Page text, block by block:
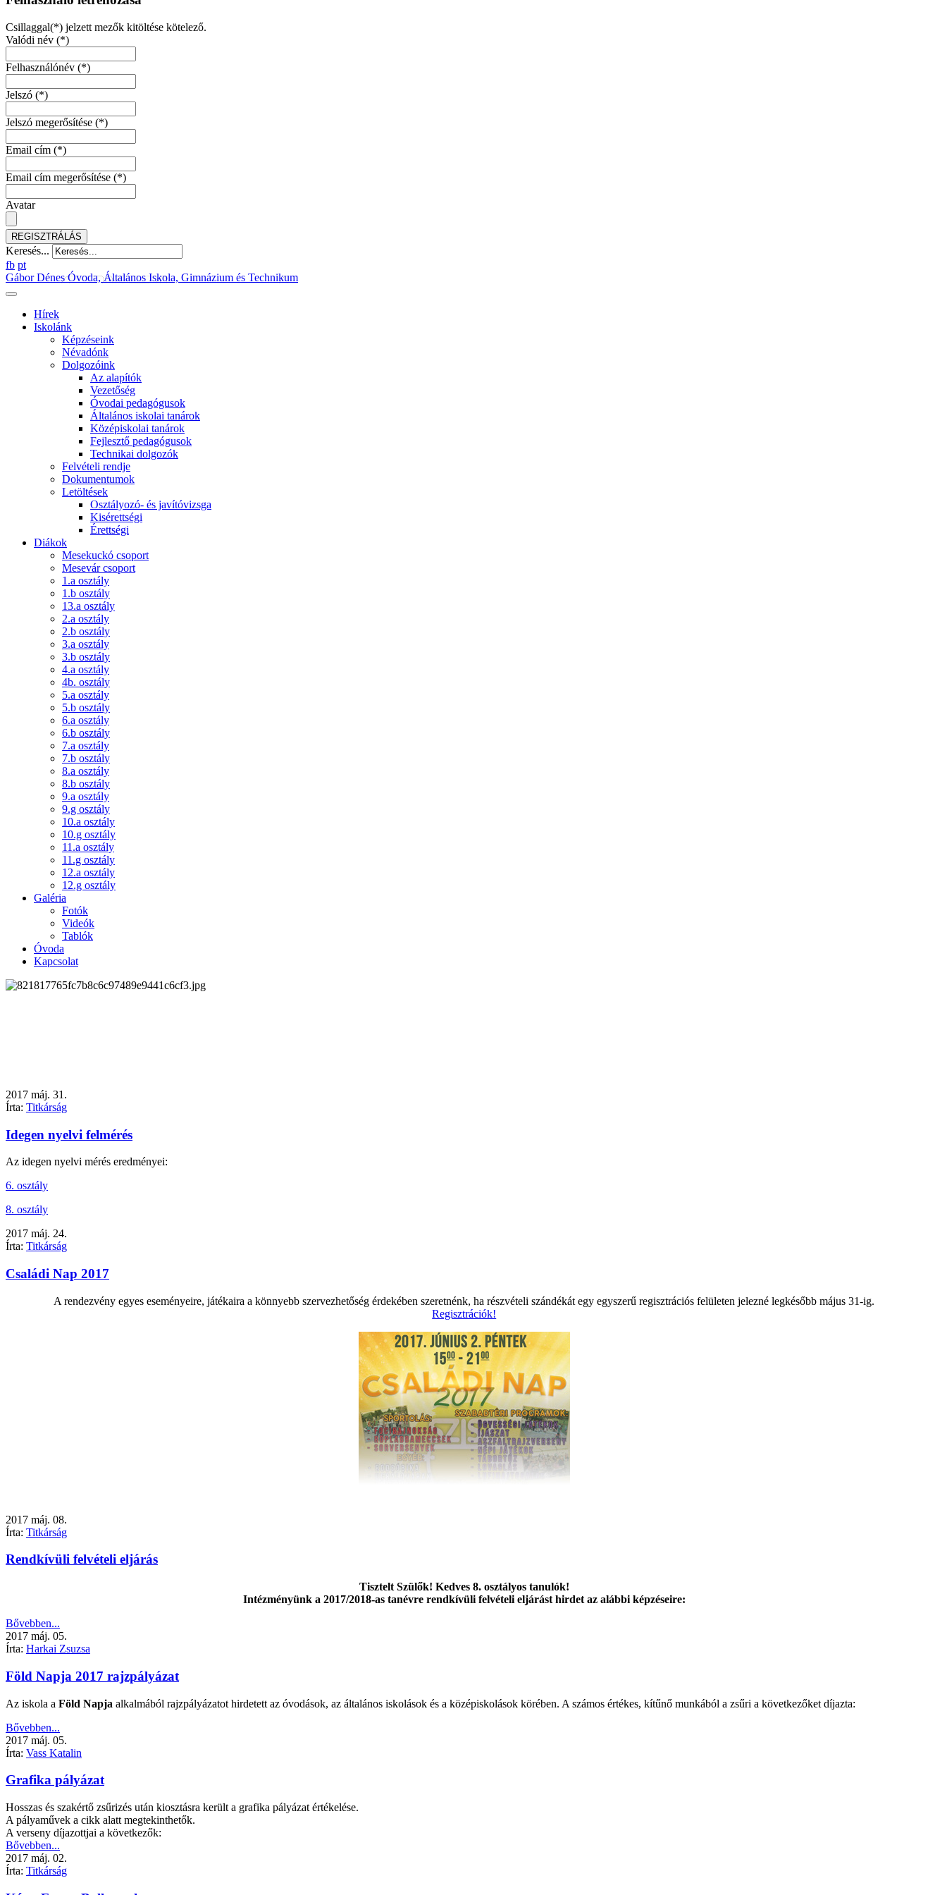
Csillaggal(*) jelzett mezők kitöltése kötelező.
Valódi név (*)
Felhasználónév (*)
Jelszó (*)
Jelszó megerősítése (*)
Email cím (*)
Email cím megerősítése (*)
Avatar
REGISZTRÁLÁS
Keresés...
fb pt
Gábor Dénes Óvoda, Általános Iskola, Gimnázium és Technikum
Hírek
Iskolánk
Képzéseink
Névadónk
Dolgozóink
Az alapítók
Vezetőség
Óvodai pedagógusok
Általános iskolai tanárok
Középiskolai tanárok
Fejlesztő pedagógusok
Technikai dolgozók
Felvételi rendje
Dokumentumok
Letöltések
Osztályozó- és javítóvizsga
Kisérettségi
Érettségi
Diákok
Mesekuckó csoport
Mesevár csoport
1.a osztály
1.b osztály
13.a osztály
2.a osztály
2.b osztály
3.a osztály
3.b osztály
4.a osztály
4b. osztály
5.a osztály
5.b osztály
6.a osztály
6.b osztály
7.a osztály
7.b osztály
8.a osztály
8.b osztály
9.a osztály
9.g osztály
10.a osztály
10.g osztály
11.a osztály
11.g osztály
12.a osztály
12.g osztály
Galéria
Fotók
Videók
Tablók
Óvoda
Kapcsolat
2017 máj. 31.
Írta: Titkárság
Idegen nyelvi felmérés
Az idegen nyelvi mérés eredményei:
6. osztály
8. osztály
2017 máj. 24.
Írta: Titkárság
Családi Nap 2017
A rendezvény egyes eseményeire, játékaira a könnyebb szervezhetőség érdekében szeretnénk, ha részvételi szándékát egy egyszerű regisztrációs felületen jelezné legkésőbb május 31-ig.
Regisztrációk!
2017 máj. 08.
Írta: Titkárság
Rendkívüli felvételi eljárás
Tisztelt Szülők! Kedves 8. osztályos tanulók!
Intézményünk a 2017/2018-as tanévre rendkívüli felvételi eljárást hirdet az alábbi képzéseire:
Bővebben...
2017 máj. 05.
Írta: Harkai Zsuzsa
Föld Napja 2017 rajzpályázat
Az iskola a Föld Napja alkalmából rajzpályázatot hirdetett az óvodások, az általános iskolások és a középiskolások körében. A számos értékes, kítűnő munkából a zsűri a következőket díjazta:
Bővebben...
2017 máj. 05.
Írta: Vass Katalin
Grafika pályázat
Hosszas és szakértő zsűrizés után kiosztásra került a grafika pályázat értékelése.
A pályaművek a cikk alatt megtekinthetők.
A verseny díjazottjai a következők:
Bővebben...
2017 máj. 02.
Írta: Titkárság